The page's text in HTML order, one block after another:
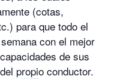
(cotas,
para que todo el
con el mejor
de sus
propio conductor.